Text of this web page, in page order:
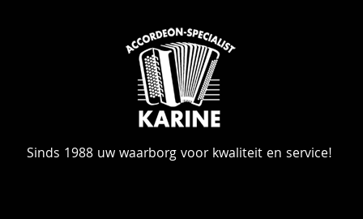
Sinds 1988 uw waarborg voor kwaliteit en service!